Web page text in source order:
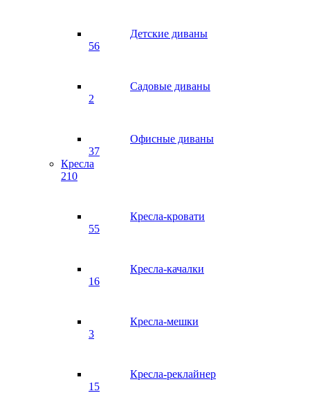
Детские диваны
56
Садовые диваны
2
Офисные диваны
37
Кресла
210
Кресла-кровати
55
Кресла-качалки
16
Кресла-мешки
3
Кресла-реклайнер
15